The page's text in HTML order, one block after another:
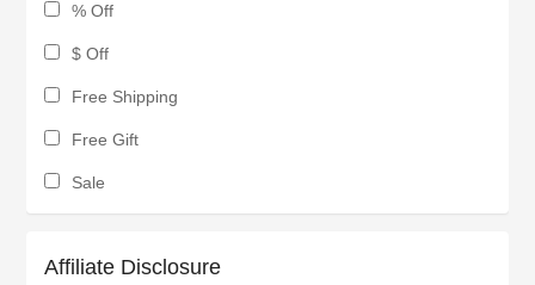
% Off
$ Off
Free Shipping
Free Gift
Sale
Affiliate Disclosure